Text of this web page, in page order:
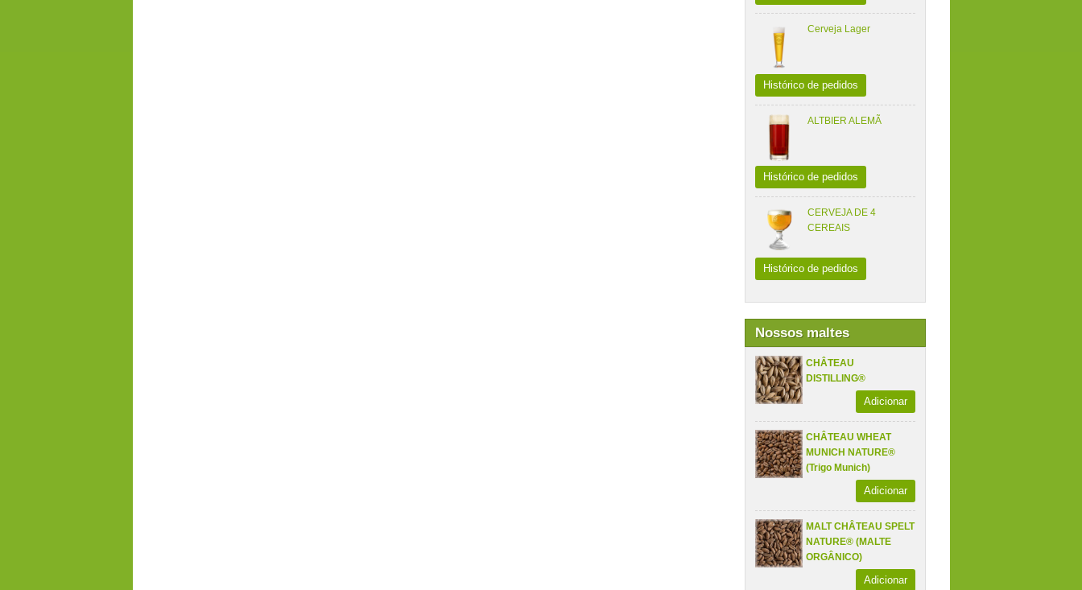
Cerveja Lager
Histórico de pedidos
ALTBIER ALEMÃ
Histórico de pedidos
CERVEJA DE 4
CEREAIS
Histórico de pedidos
Nossos maltes
CHÂTEAU
DISTILLING®
Adicionar
CHÂTEAU WHEAT
MUNICH NATURE®
(Trigo Munich)
Adicionar
MALT CHÂTEAU SPELT
NATURE® (MALTE
ORGÂNICO)
Adicionar